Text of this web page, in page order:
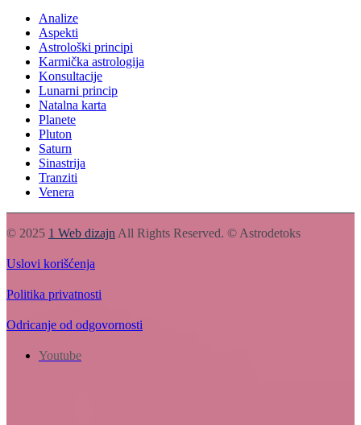
Analize
Aspekti
Astrološki principi
Karmička astrologija
Konsultacije
Lunarni princip
Natalna karta
Planete
Pluton
Saturn
Sinastrija
Tranziti
Venera
© 2025 1 Web dizajn All Rights Reserved. © Astrodetoks
Uslovi korišćenja
Politika privatnosti
Odricanje od odgovornosti
Youtube